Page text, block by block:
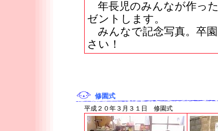
年長児のみんなが作っ
ゼントします。
みんなで記念写真。卒
さい！
修園式
平成２０年３月３１日 修園式